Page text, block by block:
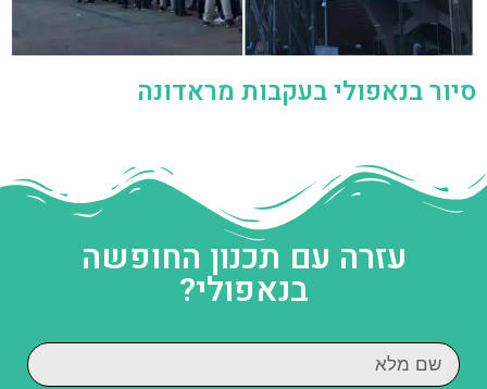
סיור בנאפולי בעקבות מראדונה
עזרה עם תכנון החופשה
בנאפולי?